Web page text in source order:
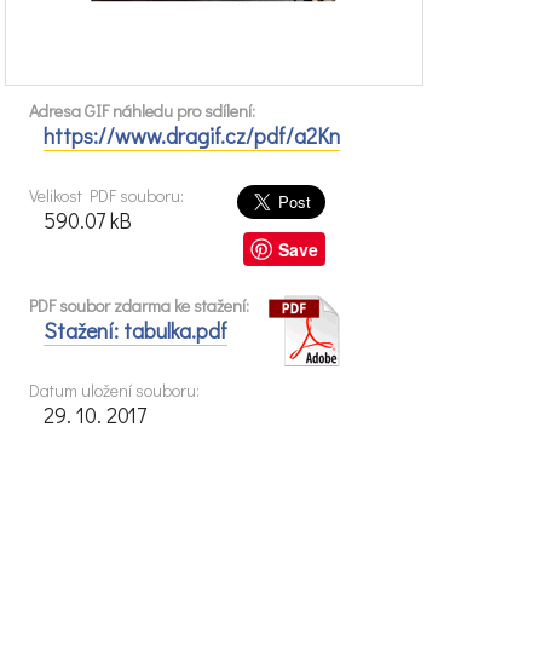
Adresa GIF náhledu pro sdílení:
https://www.dragif.cz/pdf/a2Kn
Save
Velikost PDF souboru:
590.07 kB
PDF soubor zdarma ke stažení:
Stažení: tabulka.pdf
Datum uložení souboru:
29. 10. 2017